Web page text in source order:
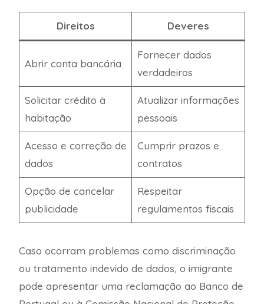
Direitos Deveres
Abrir conta bancária
Fornecer dados
verdadeiros
Solicitar crédito à
habitação
Atualizar informações
pessoais
Acesso e correção de
dados
Cumprir prazos e
contratos
Opção de cancelar
publicidade
Respeitar
regulamentos fiscais
Caso ocorram problemas como discriminação
ou tratamento indevido de dados, o imigrante
pode apresentar uma reclamação ao Banco de